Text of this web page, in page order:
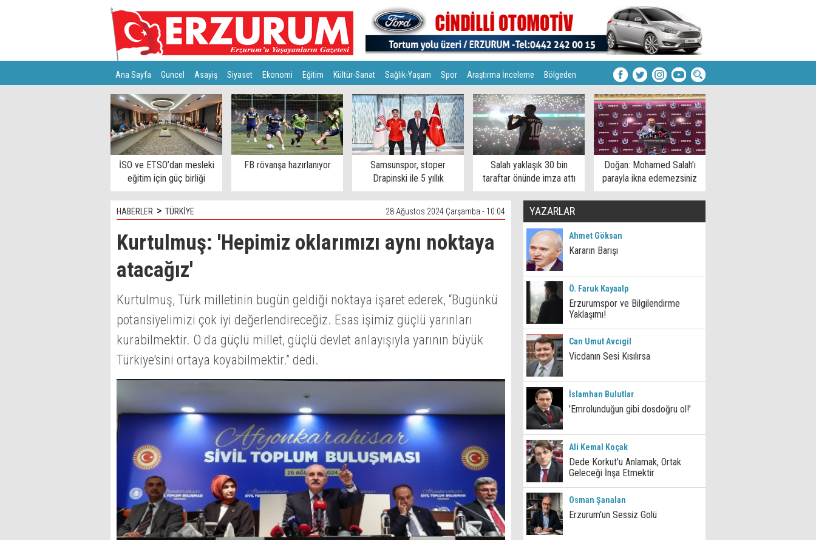
Ana Sayfa Guncel Asayiş Siyaset Ekonomi Eğitim Kültür-Sanat Sağlık-Yaşam Spor Araştırma İnceleme Bölgeden
Türkiye Teknoloji
İSO ve ETSO’dan mesleki
eğitim için güç birliği
FB rövanşa hazırlanıyor
Samsunspor, stoper
Drapinski ile 5 yıllık
sözleşme imzaladı
Salah yaklaşık 30 bin
taraftar önünde imza attı
Doğan: Mohamed Salah’ı
parayla ikna edemezsiniz
HABERLER > TÜRKİYE 28 Ağustos 2024 Çarşamba - 10:04
Kurtulmuş: 'Hepimiz oklarımızı aynı noktaya
atacağız'
Kurtulmuş, Türk milletinin bugün geldiği noktaya işaret ederek, “Bugünkü
potansiyelimizi çok iyi değerlendireceğiz. Esas işimiz güçlü yarınları
kurabilmektir. O da güçlü millet, güçlü devlet anlayışıyla yarının büyük
Türkiye'sini ortaya koyabilmektir.” dedi.
YAZARLAR
Ahmet Göksan
Kararın Barışı
Ö. Faruk Kayaalp
Erzurumspor ve Bilgilendirme
Yaklaşımı!
Can Umut Avcıgil
Vicdanın Sesi Kısılırsa
İslamhan Bulutlar
'Emrolunduğun gibi dosdoğru ol!'
Ali Kemal Koçak
Dede Korkut'u Anlamak, Ortak
Geleceği İnşa Etmektir
Osman Şanalan
Erzurum'un Sessiz Golü